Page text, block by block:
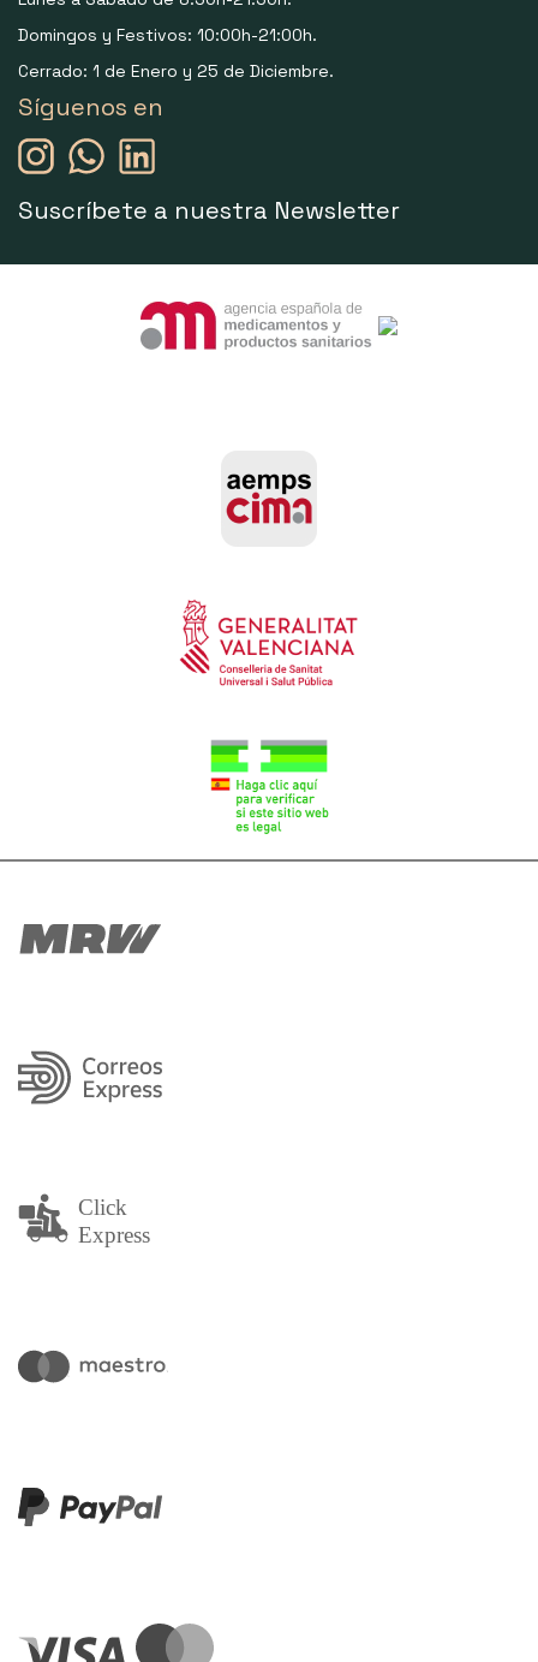
Domingos y Festivos: 10:00h-21:00h.
Cerrado: 1 de Enero y 25 de Diciembre.
Síguenos en
Suscríbete a nuestra Newsletter